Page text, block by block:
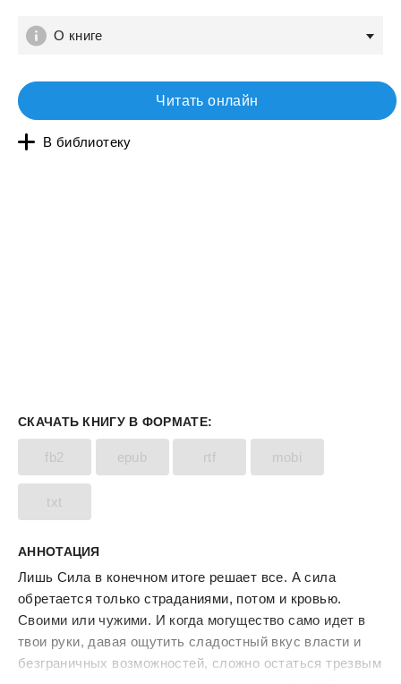
О книге
Читать онлайн
В библиотеку
СКАЧАТЬ КНИГУ В ФОРМАТЕ:
fb2 epub rtf mobi
txt
АННОТАЦИЯ
Лишь Сила в конечном итоге решает все. А сила
обретается только страданиями, потом и кровью.
Своими или чужими. И когда могущество само идет в
твои руки, давая ощутить сладостный вкус власти и
безграничных возможностей, сложно остаться трезвым